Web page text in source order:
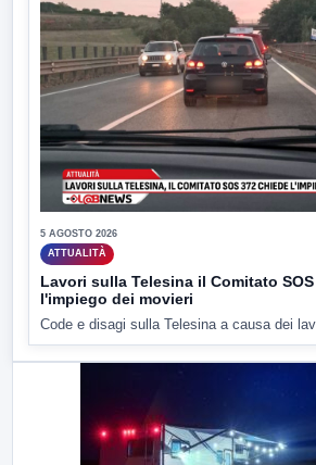
5 AGOSTO 2026
ATTUALITÀ
Lavori sulla Telesina il Comitato
l'impiego dei movieri
Code e disagi sulla Telesina a causa dei